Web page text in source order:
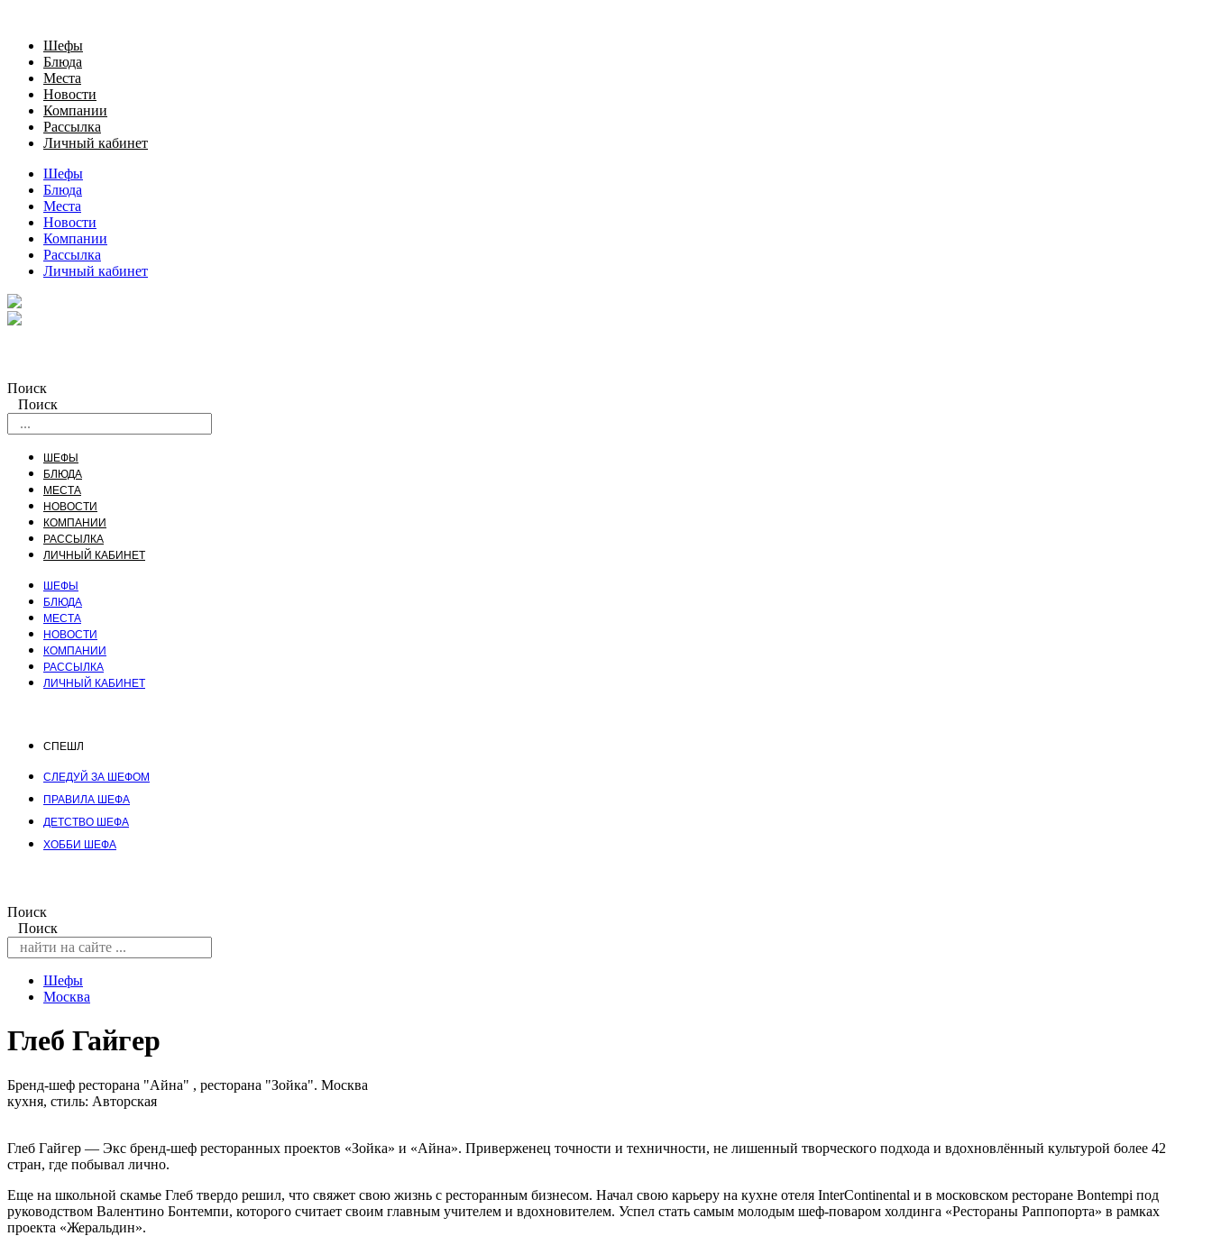
Шефы
Блюда
Места
Новости
Компании
Рассылка
Личный кабинет
Шефы
Блюда
Места
Новости
Компании
Рассылка
Личный кабинет
Поиск
Поиск
ШЕФЫ
БЛЮДА
МЕСТА
НОВОСТИ
КОМПАНИИ
РАССЫЛКА
ЛИЧНЫЙ КАБИНЕТ
ШЕФЫ
БЛЮДА
МЕСТА
НОВОСТИ
КОМПАНИИ
РАССЫЛКА
ЛИЧНЫЙ КАБИНЕТ
СПЕШЛ
СЛЕДУЙ ЗА ШЕФОМ
ПРАВИЛА ШЕФА
ДЕТСТВО ШЕФА
ХОББИ ШЕФА
Поиск
Поиск
Шефы
Москва
Глеб Гайгер
Бренд-шеф ресторана "Айна" , ресторана "Зойка". Москва
кухня, стиль: Авторская
Глеб Гайгер — Экс бренд-шеф ресторанных проектов «Зойка» и «Айна». Приверженец точности и техничности, не лишенный творческого подхода и вдохновлённый культурой более 42
стран, где побывал лично.
Еще на школьной скамье Глеб твердо решил, что свяжет свою жизнь с ресторанным бизнесом. Начал свою карьеру на кухне отеля InterContinental и в московском ресторане Bontempi под
руководством Валентино Бонтемпи, которого считает своим главным учителем и вдохновителем. Успел стать самым молодым шеф-поваром холдинга «Рестораны Раппопорта» в рамках
проекта «Жеральдин».